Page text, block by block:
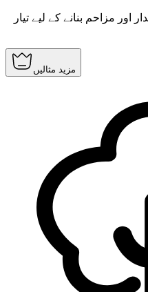
اور مزاحم بنانے کے لیے تیار
مزید مثالیں